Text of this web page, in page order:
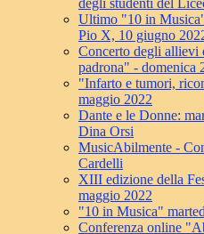
degli studenti del
Ultimo "10 in
Pio X, 10 giugno
Concerto degli allievi
padrona" - domenica
"Infarto e tumori,
maggio 2022
Dante e le Donne:
Dina Orsi
MusicAbilmente -
Cardelli
XIII edizione della
maggio 2022
"10 in Musica"
Conferenza online